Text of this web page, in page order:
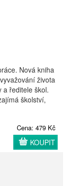
Nová kniha
života
a ředitele škol.
školství,
Cena: 479 Kč
KOUPIT